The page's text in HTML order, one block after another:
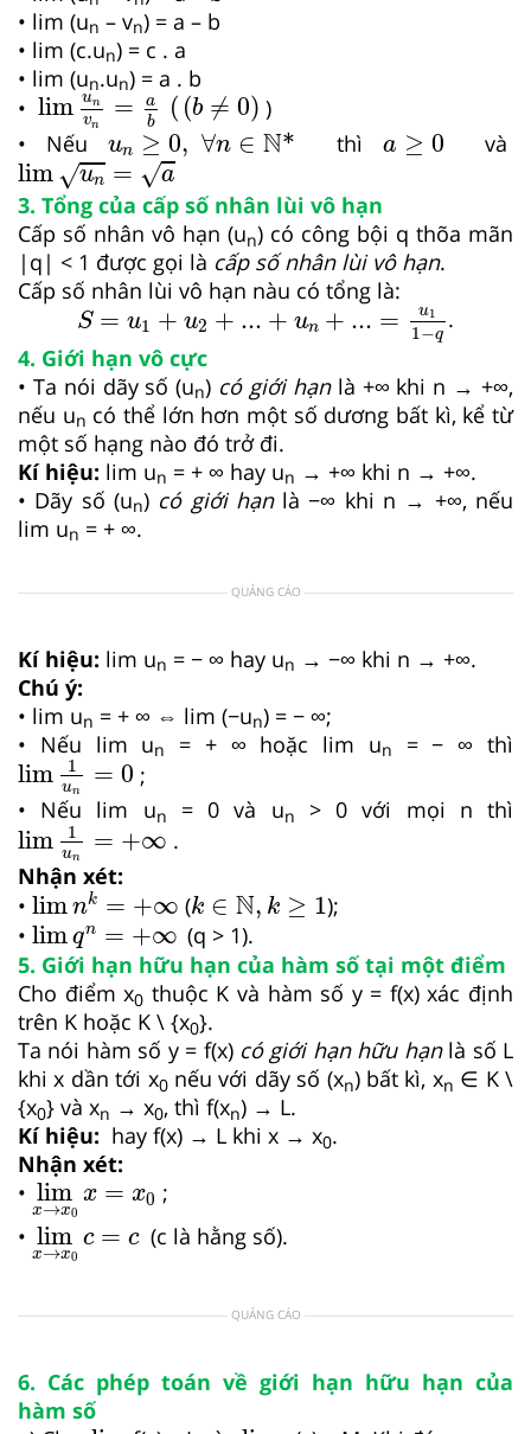
• lim (un – vn) = a – b
• lim (c.un) = c . a
• lim (un.un) = a . b
• lim un
vn
=
a
b
( (b ≠ 0)
limunvn =ab( ≠ 0
)
• Nếuun ≥ 0, ∀n ∈ N*
≥ 0, ∀n ℕ* thì a ≥ 0
a ≥0 và
lim√un = √a
limun=a
3. Tổng của cấp số nhân lùi vô hạn
Cấp số nhân vô hạn (un) có công bội q thõa mãn
|q| < 1 được gọi là cấp số nhân lùi vô hạn.
Cấp số nhân lùi vô hạn nàu có tổng là:
S = u1 + u2 + ... + un + ... = u1
1 −q
S=u1+u2+...+un+...= u11−q
.
4. Giới hạn vô cực
• Ta nói dãy số (un) có giới hạnlà +∞ khi n → +∞,
nếu un có thể lớn hơn một số dương bất kì, kể từ
một số hạng nào đó trở đi.
Kí hiệu: lim un = + ∞ hay un → +∞ khi n → +∞.
• Dãy số (un) có giới hạnlà −∞ khi n → +∞, nếu
lim un = + ∞.
QUẢNG CÁO
Kí hiệu: lim un = − ∞ hay un → −∞ khi n → +∞.
Chú ý:
• lim un = + ∞ ⇔ lim (−un) = − ∞;
• Nếu lim un = + ∞ hoặc lim un = − ∞ thì
lim 1
un
= 0
lim1u n=0 ;
• Nếu lim un = 0 và un > 0 với mọi n thì
lim 1
un
= +∞
lim1u n=+ ∞
.
Nhận xét:
• limnk = +∞
limnk=+ ∞ (k ∈ N, k ≥ 1
k ∈ ℕ,k ≥ 1
);
• limqn = +∞
limqn ∞
(q > 1).
5. Giới hạn hữu hạn của hàm số tại một điểm
Cho điểm x0 thuộc K và hàm số y = f(x) xác định
trên K hoặc K \ {x0}.
Ta nói hàm số y = f(x) có giới hạn hữu hạnlà số L
khi x dần tới x0nếu với dãy số (xn) bất kì, xn ∈ K \
{x0} và xn → x0, thì f(xn) → L.
Kí hiệu: hay f(x) → L khi x → x0.
Nhận xét:
• lim
x→x0
x = x0
limx→x 0x =;
• lim
x→x0
c = c
limx → 0 = c
(c là hằng số).
QUẢNG CÁO
6. Các phép toán về giới hạn hữu hạn của
hàm số